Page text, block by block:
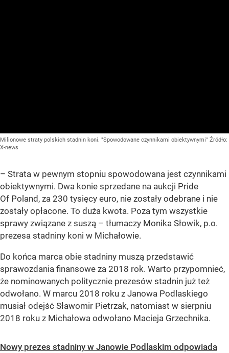
Milionowe straty polskich stadnin koni. "Spowodowane czynnikami obiektywnymi" Źródło:
X-news
– Strata w pewnym stopniu spowodowana jest czynnikami
obiektywnymi. Dwa konie sprzedane na aukcji Pride
Of Poland, za 230 tysięcy euro, nie zostały odebrane i nie
zostały opłacone. To duża kwota. Poza tym wszystkie
sprawy związane z suszą – tłumaczy Monika Słowik, p.o.
prezesa stadniny koni w Michałowie.
Do końca marca obie stadniny muszą przedstawić
sprawozdania finansowe za 2018 rok. Warto przypomnieć,
że nominowanych politycznie prezesów stadnin już też
odwołano. W marcu 2018 roku z Janowa Podlaskiego
musiał odejść Sławomir Pietrzak, natomiast w sierpniu
2018 roku z Michałowa odwołano Macieja Grzechnika.
Nowy prezes stadniny w Janowie Podlaskim odpowiada